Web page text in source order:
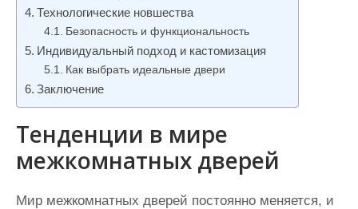
Технологические новшества
Безопасность и функциональность
Индивидуальный подход и кастомизация
Как выбрать идеальные двери
Заключение
Тенденции в мире
межкомнатных дверей
Мир межкомнатных дверей постоянно меняется, и